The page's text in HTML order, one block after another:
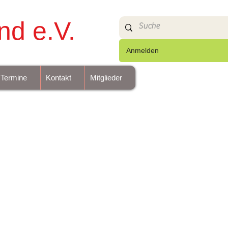
e.V.
Anmelden
Termine Kontakt Mitglieder